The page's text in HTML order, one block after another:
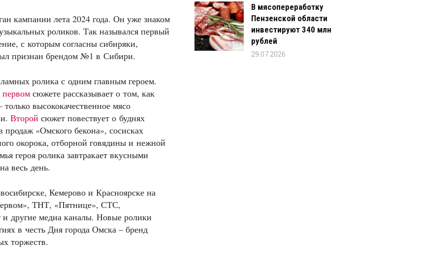
кампании лета 2024 года. Он уже знаком
роликов. Так назывался первый
с которым согласны сибиряки,
признан брендом №1 в Сибири.
ролика с одним главным героем.
первом сюжете рассказывает о том, как
высококачественное мясо
Второй сюжет повествует о буднях
«Омского бекона», сосисках
окорока, отборной говядины и нежной
героя ролика завтракает вкусными
весь день.
Кемерово и Красноярске на
ТНТ, «Пятнице», СТС,
другие медиа каналы. Новые ролики
в честь Дня города Омска – бренд
торжеств.
В мясопереработку
Пензенской области
инвестируют 340 млн
рублей
29.07.2026